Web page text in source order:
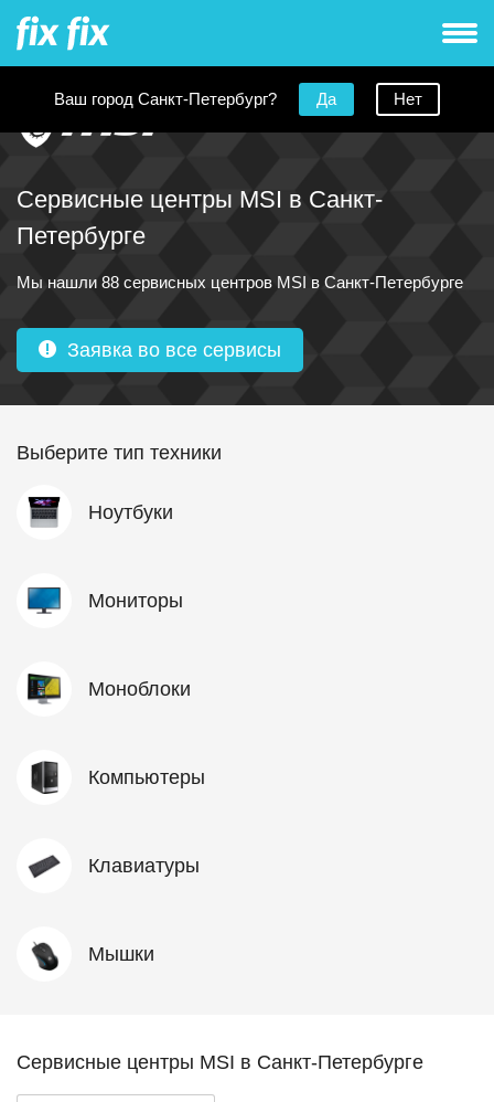
Ваш город Санкт-Петербург? Да Нет
Сервисные центры MSI в Санкт-
Петербурге
Мы нашли 88 сервисных центров MSI в Санкт-Петербурге
Заявка во все сервисы
Выберите тип техники
Ноутбуки
Мониторы
Моноблоки
Компьютеры
Клавиатуры
Мышки
Сервисные центры MSI в Санкт-Петербурге